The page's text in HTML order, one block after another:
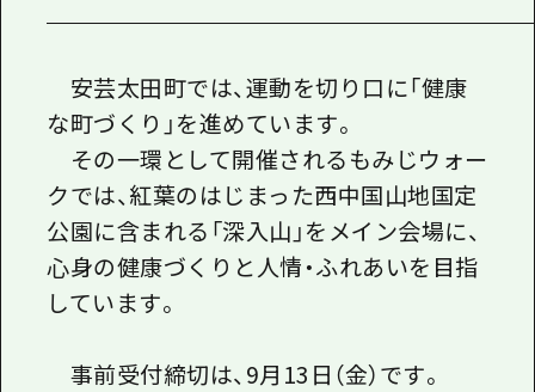
安芸太田町では、運動を切り口に「健康
な町づくり」を進めています。
その一環として開催されるもみじウォー
クでは、紅葉のはじまった西中国山地国定
公園に含まれる「深入山」をメイン会場に、
心身の健康づくりと人情・ふれあいを目指
しています。
事前受付締切は、9月13日（金）です。